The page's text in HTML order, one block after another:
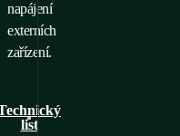
napájení
externích
zařízení.
list